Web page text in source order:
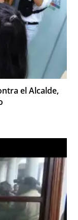
el Alcalde,